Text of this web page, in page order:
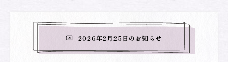
2026年2月25日のお知らせ